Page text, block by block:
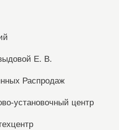
Е. В.
Распродаж
установочный центр